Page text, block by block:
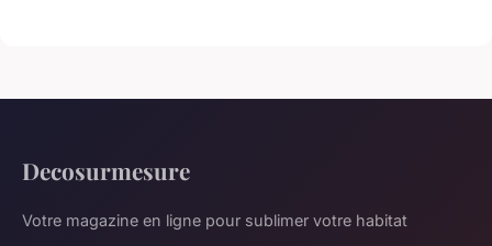
Decosurmesure
Votre magazine en ligne pour sublimer votre habitat